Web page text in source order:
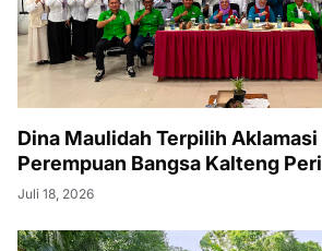
Dina Maulidah Terpilih
Perempuan Bangsa Kalteng
Juli 18, 2026